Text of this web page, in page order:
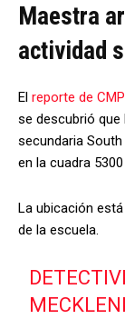
Maestra
actividad
El reporte de
se descubrió que
secundaria
en la cuadra
La ubicación
de la escuela.